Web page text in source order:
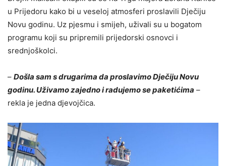
u Prijedoru kako bi u veseloj atmosferi proslavili Dječiju
Novu godinu. Uz pjesmu i smijeh, uživali su u bogatom
programu koji su pripremili prijedorski osnovci i
srednjoškolci.
– Došla sam s drugarima da proslavimo Dječiju Novu
godinu. Uživamo zajedno i radujemo se paketićima –
rekla je jedna djevojčica.